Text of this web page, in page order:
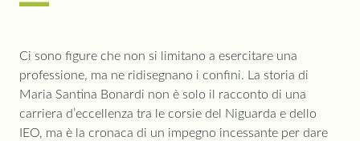
Riprese a cura d:i Mattia Levratti
Si ringrazia l’ASST Grande Ospedale Metropolitano
Niguarda per la disponibilità
Ci sono figure che non si limitano a esercitare una
professione, ma ne ridisegnano i confini. La storia di
Maria Santina Bonardi non è solo il racconto di una
carriera d’eccellenza tra le corsie del Niguarda e dello
IEO, ma è la cronaca di un impegno incessante per dare